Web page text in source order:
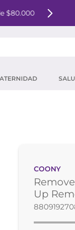
$80.000
COONY
Up